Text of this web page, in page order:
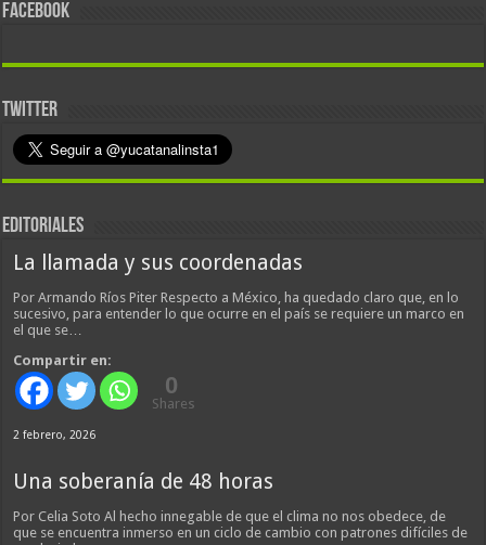
FACEBOOK
TWITTER
EDITORIALES
La llamada y sus coordenadas
Por Armando Ríos Piter Respecto a México, ha quedado claro que, en lo
sucesivo, para entender lo que ocurre en el país se requiere un marco en
el que se…
Compartir en:
0
Shares
2 febrero, 2026
Una soberanía de 48 horas
Por Celia Soto Al hecho innegable de que el clima no nos obedece, de
que se encuentra inmerso en un ciclo de cambio con patrones difíciles de